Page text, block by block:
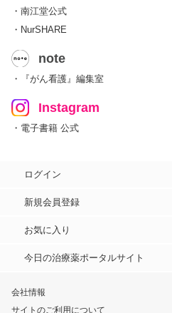
・南江堂公式
・NurSHARE
note
・『がん看護』編集室
Instagram
・電子書籍 公式
ログイン
新規会員登録
お気に入り
今日の治療薬ポータルサイト
会社情報
サイトのご利用について